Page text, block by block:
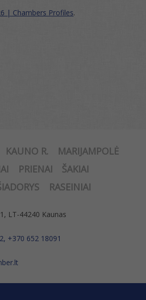
| Chambers Profiles.
KAUNO R.
MARIJAMPOLĖ
PRIENAI
ŠAKIAI
RASEINIAI
LT-44240 Kaunas
+370 652 18091